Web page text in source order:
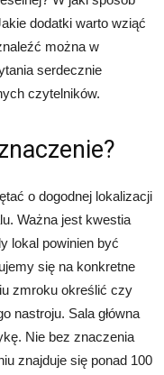
dodatki warto wziąć
można w
serdecznie
czytelników.
o dogodnej lokalizacji
Ważna jest kwestia
lokal powinien być
się na konkretne
zmroku określić czy
nastroju. Sala główna
Nie bez znaczenia
znajduje się ponad 100